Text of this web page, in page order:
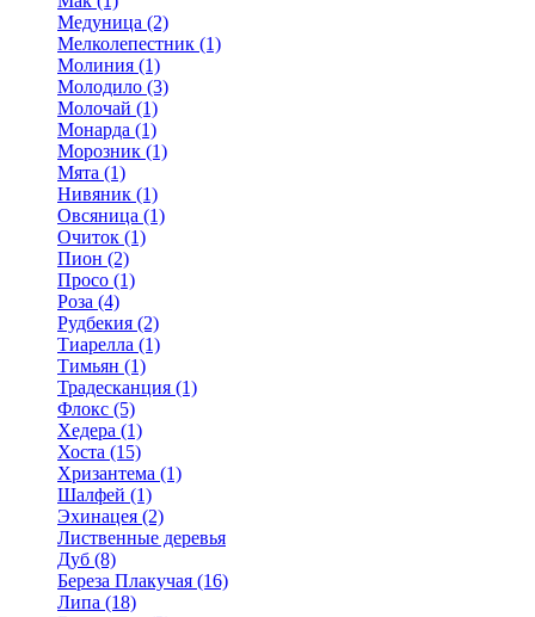
Медуница (2)
Мелколепестник (1)
Молиния (1)
Молодило (3)
Молочай (1)
Монарда (1)
Морозник (1)
Мята (1)
Нивяник (1)
Овсяница (1)
Очиток (1)
Пион (2)
Просо (1)
Роза (4)
Рудбекия (2)
Тиарелла (1)
Тимьян (1)
Традесканция (1)
Флокс (5)
Хедера (1)
Хоста (15)
Хризантема (1)
Шалфей (1)
Эхинацея (2)
Лиственные деревья
Дуб (8)
Береза Плакучая (16)
Липа (18)